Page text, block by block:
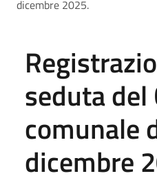
dicembre 2025.
seduta del
comunale
dicembre